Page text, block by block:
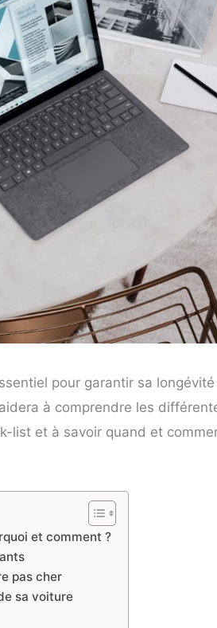
pour garantir sa
à comprendre les
list et à savoir quand et
et comment ?
pas cher
sa voiture